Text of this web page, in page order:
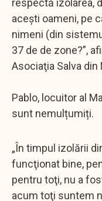
aceşti oameni, pe
nimeni (din
37 de de zone?”,
Asociaţia Salva din
Pablo, locuitor al
sunt nemulțumiți.
„În timpul izolării
funcţionat bine,
pentru toţi, nu a
acum toţi suntem